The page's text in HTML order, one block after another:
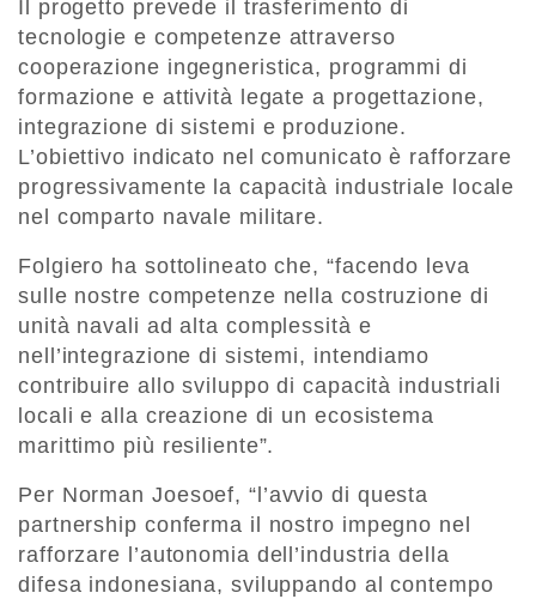
Il progetto prevede il trasferimento di
tecnologie e competenze attraverso
cooperazione ingegneristica, programmi di
formazione e attività legate a progettazione,
integrazione di sistemi e produzione.
L’obiettivo indicato nel comunicato è rafforzare
progressivamente la capacità industriale locale
nel comparto navale militare.
Folgiero ha sottolineato che, “facendo leva
sulle nostre competenze nella costruzione di
unità navali ad alta complessità e
nell’integrazione di sistemi, intendiamo
contribuire allo sviluppo di capacità industriali
locali e alla creazione di un ecosistema
marittimo più resiliente”.
Per Norman Joesoef, “l’avvio di questa
partnership conferma il nostro impegno nel
rafforzare l’autonomia dell’industria della
difesa indonesiana, sviluppando al contempo